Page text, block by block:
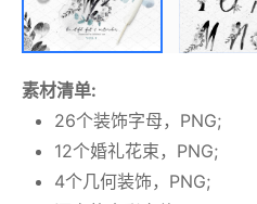
素材清单:
26个装饰字母，PNG;
12个婚礼花束，PNG;
4个几何装饰，PNG;